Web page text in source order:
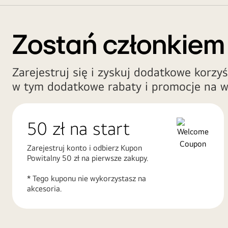
Zostań
Zarejestruj się i zyskuj dodatkowe
w tym dodatkowe rabaty i promocje na
50 zł na start
Zarejestruj konto i odbierz Kupon
Powitalny 50 zł na pierwsze zakupy.
* Tego kuponu nie wykorzystasz na
akcesoria.